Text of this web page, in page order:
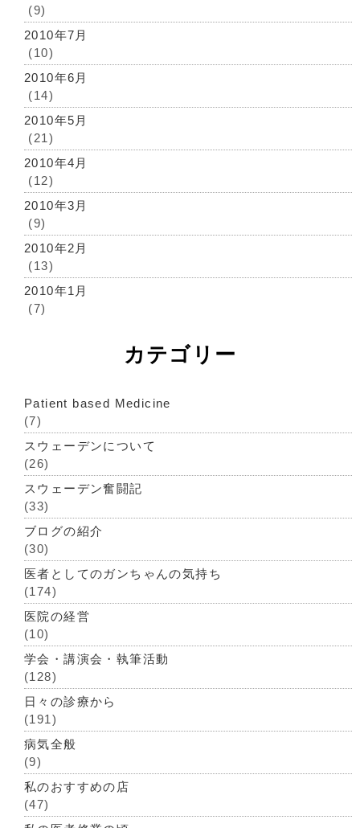
(9)
2010年7月
(10)
2010年6月
(14)
2010年5月
(21)
2010年4月
(12)
2010年3月
(9)
2010年2月
(13)
2010年1月
(7)
カテゴリー
Patient based Medicine
(7)
スウェーデンについて
(26)
スウェーデン奮闘記
(33)
ブログの紹介
(30)
医者としてのガンちゃんの気持ち
(174)
医院の経営
(10)
学会・講演会・執筆活動
(128)
日々の診療から
(191)
病気全般
(9)
私のおすすめの店
(47)